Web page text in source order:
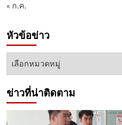
« ก.ค.
หัวข้อข่าว
หัวข้อ
ข่าวที่น่าติดตาม